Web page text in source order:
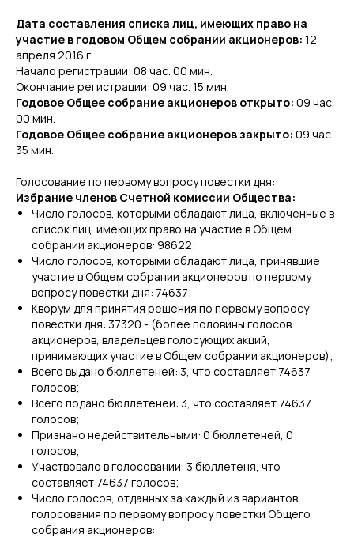
Дата составления списка лиц, имеющих право на
участие в годовом Общем собрании акционеров: 12
апреля 2016 г.
Начало регистрации: 08 час. 00 мин.
Окончание регистрации: 09 час. 15 мин.
Годовое Общее собрание акционеров открыто: 09 час.
00 мин.
Годовое Общее собрание акционеров закрыто: 09 час.
35 мин.
Голосование по первому вопросу повестки дня:
Избрание членов Счетной комиссии Общества:
Число голосов, которыми обладают лица, включенные в
список лиц, имеющих право на участие в Общем
собрании акционеров: 98622;
Число голосов, которыми обладают лица, принявшие
участие в Общем собрании акционеров по первому
вопросу повестки дня: 74637;
Кворум для принятия решения по первому вопросу
повестки дня: 37320 - (более половины голосов
акционеров, владельцев голосующих акций,
принимающих участие в Общем собрании акционеров);
Всего выдано бюллетеней: 3, что составляет 74637
голосов;
Всего подано бюллетеней: 3, что составляет 74637
голосов;
Признано недействительными: 0 бюллетеней, 0
голосов;
Участвовало в голосовании: 3 бюллетеня, что
составляет 74637 голосов;
Число голосов, отданных за каждый из вариантов
голосования по первому вопросу повестки Общего
собрания акционеров: